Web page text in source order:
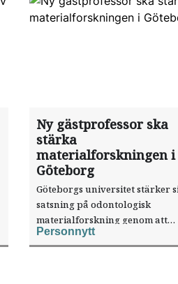
Ny gästprofessor ska
stärka
materialforskningen i
Göteborg
Göteborgs universitet stärker
satsning på odontologisk
materialforskning genom att
knyta forskaren Pekka Vallittu
verksamheten som
Personnytt